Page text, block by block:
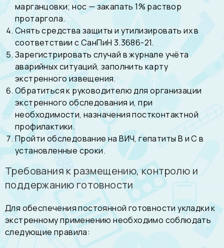
марганцовки; нос — закапать 1% раствор
протаргола.
Снять средства защиты и утилизировать их в
соответствии с СанПиН 3.3686-21.
Зарегистрировать случай в журнале учёта
аварийных ситуаций, заполнить карту
экстренного извещения.
Обратиться к руководителю для организации
экстренного обследования и, при
необходимости, назначения постконтактной
профилактики.
Пройти обследование на ВИЧ, гепатиты В и С в
установленные сроки.
Требования к размещению, контролю и
поддержанию готовности
Для обеспечения постоянной готовности укладки к
экстренному применению необходимо соблюдать
следующие правила: